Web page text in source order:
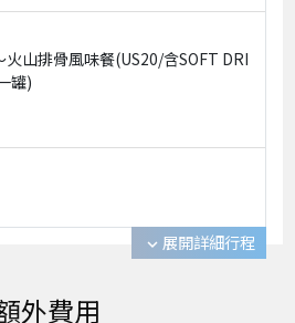
火山排骨風味餐(US20/含SOFT DRI
罐)
expand_more 展開詳細行程